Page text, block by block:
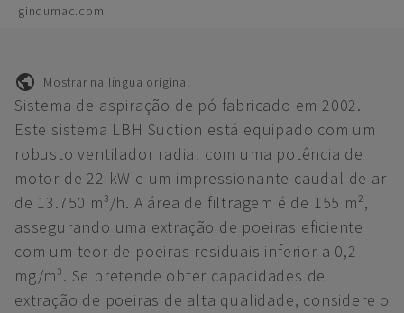
gindumac.com
Mostrar na língua original
Sistema de aspiração de pó fabricado em 2002.
Este sistema LBH Suction está equipado com um
robusto ventilador radial com uma potência de
motor de 22 kW e um impressionante caudal de ar
de 13.750 m³/h. A área de filtragem é de 155 m²,
assegurando uma extração de poeiras eficiente
com um teor de poeiras residuais inferior a 0,2
mg/m³. Se pretende obter capacidades de
extração de poeiras de alta qualidade, considere o